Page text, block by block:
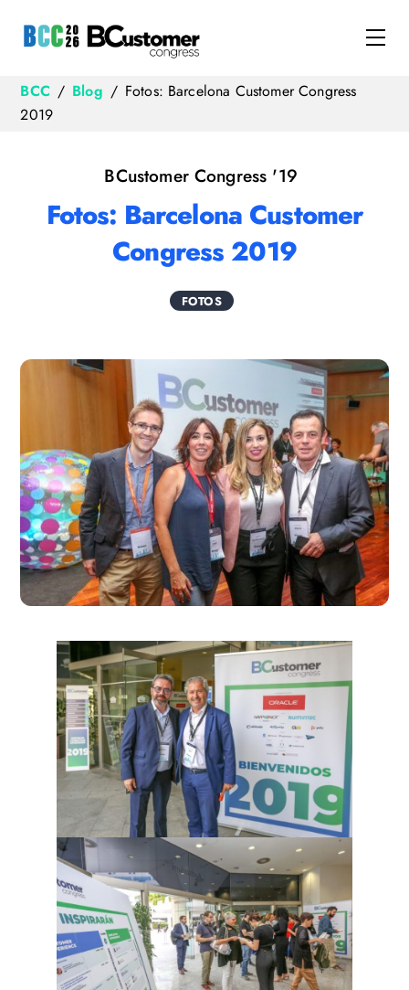
BCC / Blog / Fotos: Barcelona Customer Congress
2019
BCustomer Congress '19
Fotos: Barcelona Customer
Congress 2019
FOTOS